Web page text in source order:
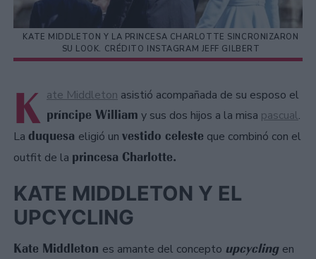
KATE MIDDLETON Y LA PRINCESA CHARLOTTE SINCRONIZARON
SU LOOK. CRÉDITO INSTAGRAM JEFF GILBERT
K ate Middleton asistió acompañada de su esposo el
príncipe William y sus dos hijos a la misa pascual.
La duquesa eligió un vestido celeste que combinó con el
outfit de la princesa Charlotte.
KATE MIDDLETON Y EL
UPCYCLING
Kate Middleton es amante del concepto upcycling en